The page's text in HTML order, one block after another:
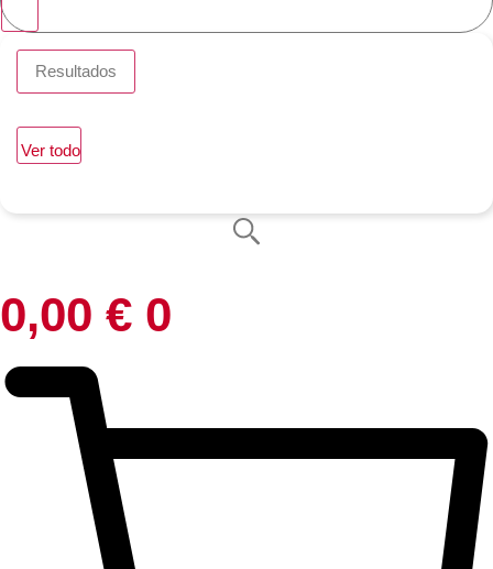
Resultados
Ver todo
0,00 € 0